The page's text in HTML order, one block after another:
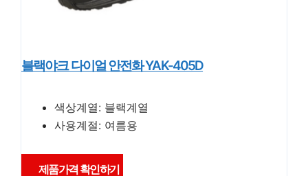
블랙야크 다이얼 안전화 YAK-405D
색상계열: 블랙계열
사용계절: 여름용
제품가격 확인하기